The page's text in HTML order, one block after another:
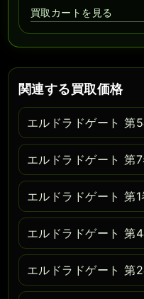
買取カートを見る
関連する買取価格
エルドラドゲート 第
エルドラドゲート 第
エルドラドゲート 第
エルドラドゲート 第
エルドラドゲート 第